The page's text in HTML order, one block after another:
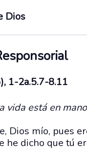
Dios
1-2a.5.7-8.11
vida está en
Dios mío, pues
he dicho que tú